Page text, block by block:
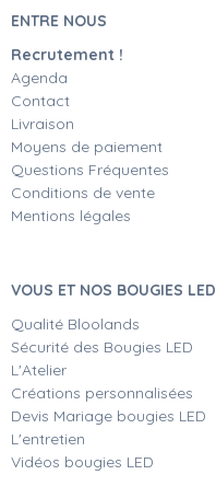
ENTRE NOUS
Recrutement !
Agenda
Contact
Livraison
Moyens de paiement
Questions Fréquentes
Conditions de vente
Mentions légales
VOUS ET NOS BOUGIES LED
Qualité Bloolands
Sécurité des Bougies LED
L'Atelier
Créations personnalisées
Devis Mariage bougies LED
L'entretien
Vidéos bougies LED